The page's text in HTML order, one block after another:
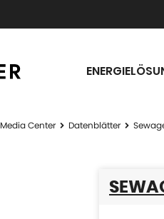
Media Center Datenblätter